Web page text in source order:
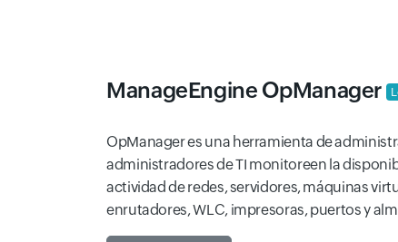
ManageEngine OpManager
OpManager es una herramienta de
administradores de TI monitoreen la
actividad de redes, servidores, máquinas
enrutadores, WLC, impresoras, puertos y